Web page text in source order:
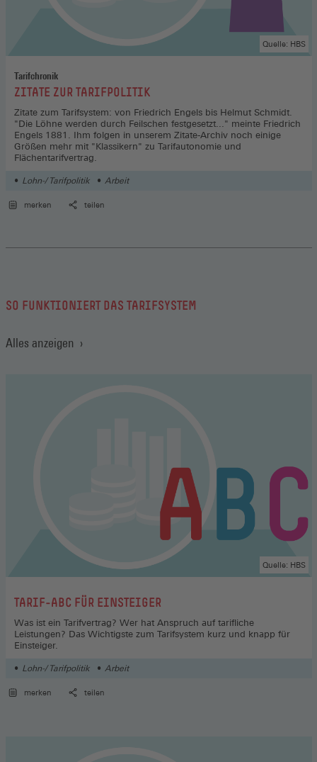
Tarifchronik
:ZITATE ZUR TARIFPOLITIK
Zitate zum Tarifsystem: von Friedrich Engels bis Helmut Schmidt.
"Die Löhne werden durch Feilschen festgesetzt..." meinte Friedrich
Engels 1881. Ihm folgen in unserem Zitate-Archiv noch einige
Größen mehr mit "Klassikern" zu Tarifautonomie und
Flächentarifvertrag.
Quelle: HBS
Lohn-/ Tarifpolitik Arbeit
merken teilen
SO FUNKTIONIERT DAS TARIFSYSTEM
Alles anzeigen
:
TARIF-ABC FÜR EINSTEIGER
Was ist ein Tarifvertrag? Wer hat Anspruch auf tarifliche
Leistungen? Das Wichtigste zum Tarifsystem kurz und knapp für
Einsteiger.
Quelle: HBS
Lohn-/ Tarifpolitik Arbeit
merken teilen